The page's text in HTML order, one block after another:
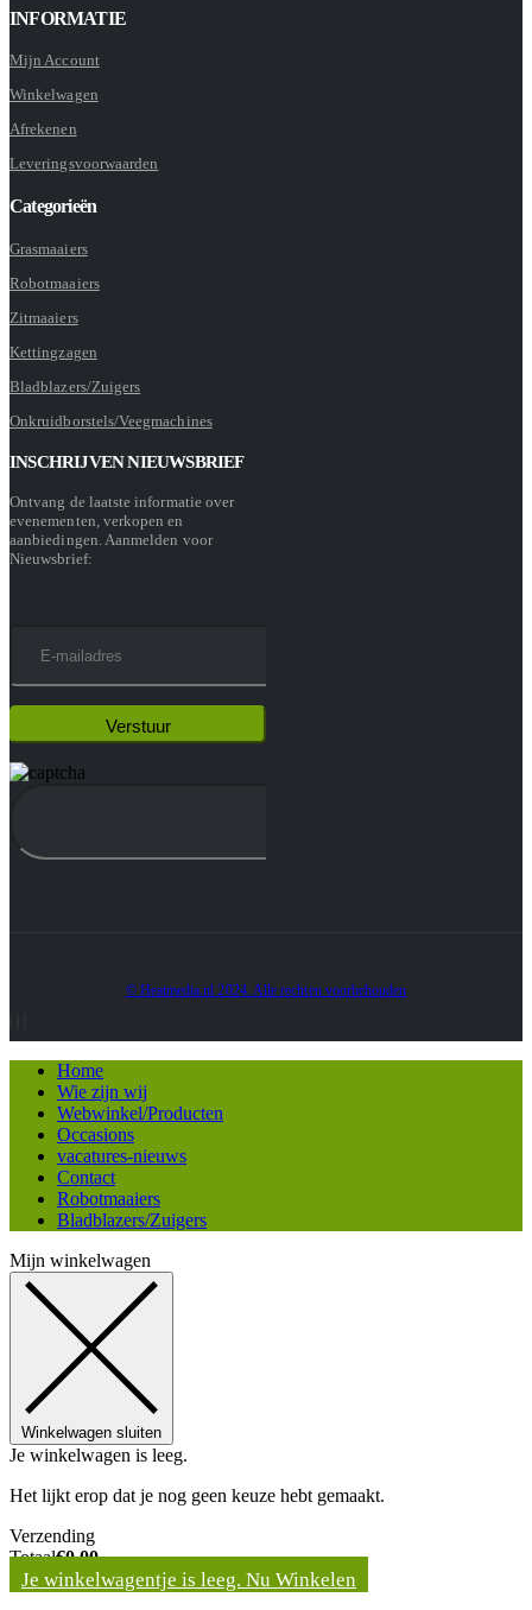
INFORMATIE
Mijn Account
Winkelwagen
Afrekenen
Leveringsvoorwaarden
Categorieën
Grasmaaiers
Robotmaaiers
Zitmaaiers
Kettingzagen
Bladblazers/Zuigers
Onkruidborstels/Veegmachines
INSCHRIJVEN NIEUWSBRIEF
Ontvang de laatste informatie over
evenementen, verkopen en
aanbiedingen. Aanmelden voor
Nieuwsbrief:
© Heatmedia.nl 2024. Alle rechten voorbehouden
Home
Wie zijn wij
Webwinkel/Producten
Occasions
vacatures-nieuws
Contact
Robotmaaiers
Bladblazers/Zuigers
Mijn winkelwagen
Winkelwagen sluiten
Je winkelwagen is leeg.
Het lijkt erop dat je nog geen keuze hebt gemaakt.
Verzending
Totaal€0,00
Je winkelwagentje is leeg. Nu Winkelen